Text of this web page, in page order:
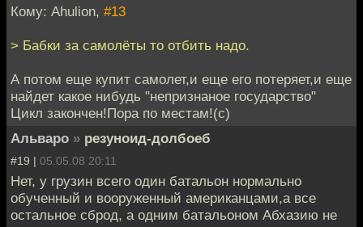
Кому: Ahulion, #13
> Бабки за самолёты то отбить надо.
А потом еще купит самолет,и еще его потеряет,и еще
найдет какое нибудь "непризнаное государство"
Цикл закончен!Пора по местам!(с)
Альваро » резуноид-долбоеб
#19 | 05.05.08 20:11
Нет, у грузин всего один батальон нормально
обученный и вооруженный американцами,а все
остальное сброд, а одним батальоном Абхазию не